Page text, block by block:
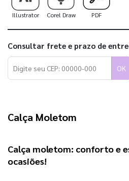
Illustrator Corel Draw PDF
Consultar frete e prazo de
OK
Calça Moletom
Calça moletom: conforto e
ocasiões!